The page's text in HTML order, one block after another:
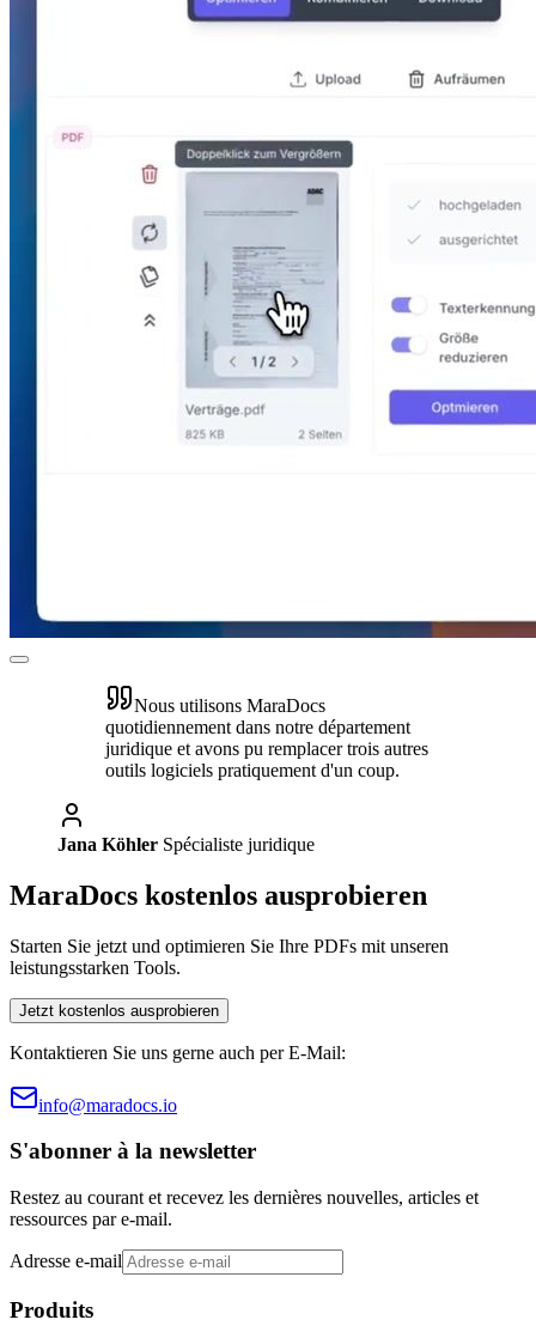
Nous utilisons MaraDocs
quotidiennement dans notre département
juridique et avons pu remplacer trois autres
outils logiciels pratiquement d'un coup.
Jana Köhler Spécialiste juridique
MaraDocs kostenlos ausprobieren
Starten Sie jetzt und optimieren Sie Ihre PDFs mit unseren
leistungsstarken Tools.
Jetzt kostenlos ausprobieren
Kontaktieren Sie uns gerne auch per E-Mail:
info@maradocs.io
S'abonner à la newsletter
Restez au courant et recevez les dernières nouvelles, articles et
ressources par e-mail.
Adresse e-mail
Produits